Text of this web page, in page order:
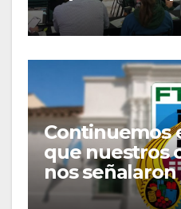
y Delegados
Continuemos
que nuestros
nos
de 1816